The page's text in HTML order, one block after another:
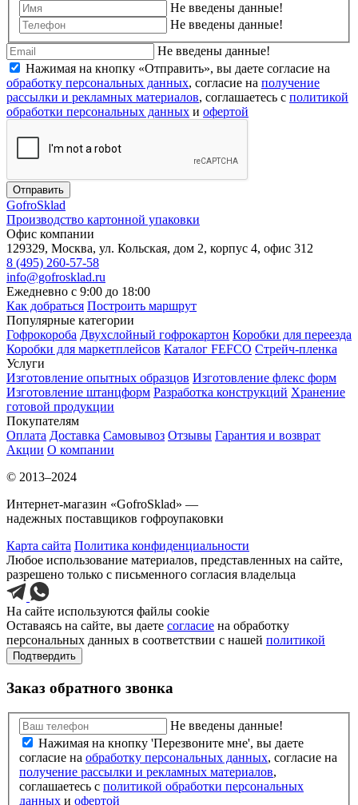
Не введены данные!
Не введены данные!
Не введены данные!
Нажимая на кнопку «Отправить», вы даете согласие на
обработку персональных данных, согласие на получение
рассылки и рекламных материалов, соглашаетесь c политикой
обработки персональных данных и офертой
Отправить
GofroSklad
Производство картонной упаковки
Офис компании
129329, Москва, ул. Кольская, дом 2, корпус 4, офис 312
8 (495) 260-57-58
info@gofrosklad.ru
Ежедневно с 9:00 до 18:00
Как добраться Построить маршрут
Популярные категории
Гофрокороба Двухслойный гофрокартон Коробки для переезда
Коробки для маркетплейсов Каталог FEFCO Стрейч-пленка
Услуги
Изготовление опытных образцов Изготовление флекс форм
Изготовление штанцформ Разработка конструкций Хранение
готовой продукции
Покупателям
Оплата Доставка Самовывоз Отзывы Гарантия и возврат
Акции О компании
© 2013–2024
Интернет-магазин «GofroSklad» —
надежных поставщиков гофроупаковки
Карта сайта Политика конфиденциальности
Любое использование материалов, представленных на сайте,
разрешено только с письменного согласия владельца
На сайте используются файлы cookie
Оставаясь на сайте, вы даете согласие на обработку
персональных данных в соответствии с нашей политикой
Подтвердить
Заказ обратного звонка
Не введены данные!
Нажимая на кнопку 'Перезвоните мне', вы даете
согласие на обработку персональных данных, согласие на
получение рассылки и рекламных материалов,
соглашаетесь c политикой обработки персональных
данных и офертой